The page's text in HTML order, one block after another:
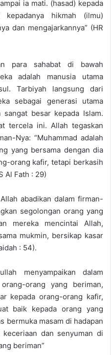
ia mati. (hasad) kepada
kepadanya hikmah (ilmu)
dan mengajarkannya” (HR
para sahabat di bawah
adalah manusia utama
Tarbiyah langsung dari
sebagai generasi utama
besar kepada Islam.
tercela ini. Allah tegaskan
Nya: “Muhammad adalah
yang bersama dengan dia
orang kafir, tetapi berkasih
Al Fath : 29)
abadikan dalam firman-
segolongan orang yang
mereka mencintai Allah,
mukmin, bersikap kasar
: 54).
menyampaikan dalam
orang yang beriman,
kepada orang-orang kafir,
baik kepada orang yang
bermuka masam di hadapan
dan senyuman di
beriman”